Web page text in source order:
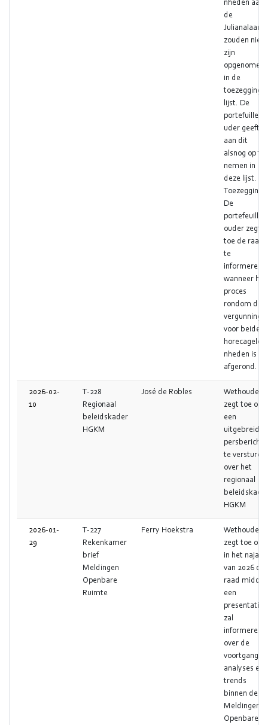
nheden aan
de
Julianalaan
zouden niet
zijn
opgenomen
in de
lijst. De
portefuilleho
uder geeft
aan dit
alsnog op te
nemen in
deze lijst.
Toezegging:
De
portefeuilleh
ouder zegt
toe de raad
te
informeren
wanneer het
proces
rondom de
voor beide
nheden is
afgerond.
2026-02-
10
T-228
Regionaal
beleidskader
HGKM
José de Robles
Wethouder
zegt toe om
een
uitgebreid
persbericht
te versturen
over het
regionaal
HGKM
2026-01-
29
T-227
Rekenkamer
brief
Meldingen
Openbare
Ruimte
Ferry Hoekstra
Wethouder
zegt toe om
in het najaar
van 2026 de
raad
een
presentatie
zal
informeren
over de
voortgang,
analyses en
trends
binnen de
Meldingen
Openbare